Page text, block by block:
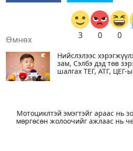
3 0 0
Өмнөх
Нийслэлээс
зам, Сэлбэ дэд төв
шалгах ТЕГ, АТГ,
Мотоциклтэй эмэгтэйг араас нь
мөргөсөн жолоочийг ажлаас нь